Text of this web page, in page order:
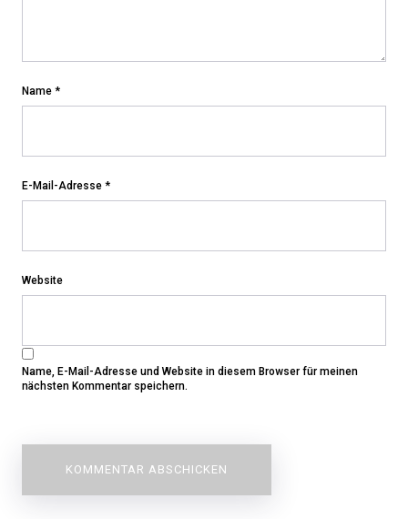
Name *
E-Mail-Adresse *
Website
Name, E-Mail-Adresse und Website in diesem Browser für meinen
nächsten Kommentar speichern.